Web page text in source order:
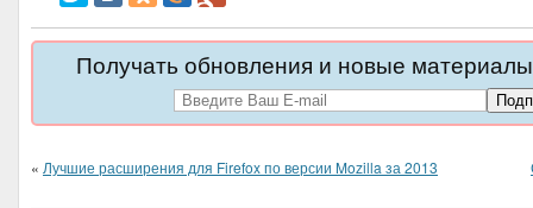
Получать обновления и новые
« Лучшие расширения для Firefox по версии Mozilla за 2013